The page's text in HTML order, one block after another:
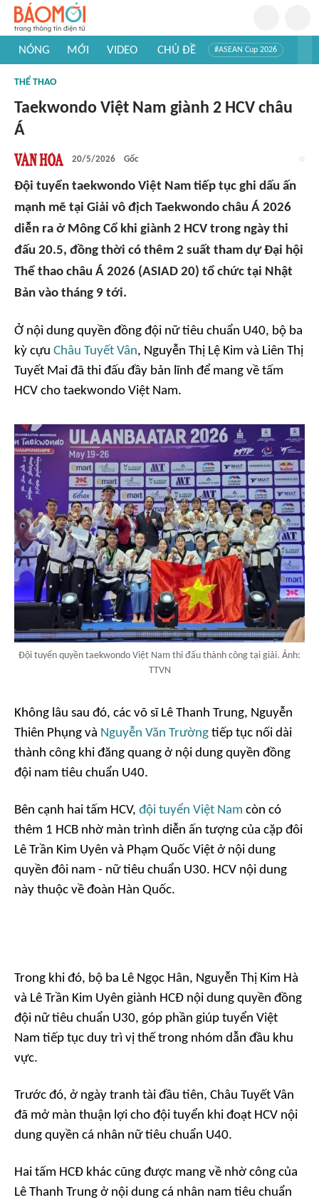
NÓNG MỚI VIDEO CHỦ ĐỀ #ASEAN Cup 2026
#Khám phá thế giới
THỂ THAO
Taekwondo Việt Nam giành 2 HCV châu
Á
20/5/2026 Gốc
Đội tuyển taekwondo Việt Nam tiếp tục ghi dấu ấn
mạnh mẽ tại Giải vô địch Taekwondo châu Á 2026
diễn ra ở Mông Cổ khi giành 2 HCV trong ngày thi
đấu 20.5, đồng thời có thêm 2 suất tham dự Đại hội
Thể thao châu Á 2026 (ASIAD 20) tổ chức tại Nhật
Bản vào tháng 9 tới.
Ở nội dung quyền đồng đội nữ tiêu chuẩn U40, bộ ba
kỳ cựu Châu Tuyết Vân, Nguyễn Thị Lệ Kim và Liên Thị
Tuyết Mai đã thi đấu đầy bản lĩnh để mang về tấm
HCV cho taekwondo Việt Nam.
Đội tuyển quyền taekwondo Việt Nam thi đấu thành công tại giải. Ảnh:
TTVN
Không lâu sau đó, các võ sĩ Lê Thanh Trung, Nguyễn
Thiên Phụng và Nguyễn Văn Trường tiếp tục nối dài
thành công khi đăng quang ở nội dung quyền đồng
đội nam tiêu chuẩn U40.
Bên cạnh hai tấm HCV, đội tuyển Việt Nam còn có
thêm 1 HCB nhờ màn trình diễn ấn tượng của cặp đôi
Lê Trần Kim Uyên và Phạm Quốc Việt ở nội dung
quyền đôi nam - nữ tiêu chuẩn U30. HCV nội dung
này thuộc về đoàn Hàn Quốc.
Trong khi đó, bộ ba Lê Ngọc Hân, Nguyễn Thị Kim Hà
và Lê Trần Kim Uyên giành HCĐ nội dung quyền đồng
đội nữ tiêu chuẩn U30, góp phần giúp tuyển Việt
Nam tiếp tục duy trì vị thế trong nhóm dẫn đầu khu
vực.
Trước đó, ở ngày tranh tài đầu tiên, Châu Tuyết Vân
đã mở màn thuận lợi cho đội tuyển khi đoạt HCV nội
dung quyền cá nhân nữ tiêu chuẩn U40.
Hai tấm HCĐ khác cũng được mang về nhờ công của
Lê Thanh Trung ở nội dung cá nhân nam tiêu chuẩn